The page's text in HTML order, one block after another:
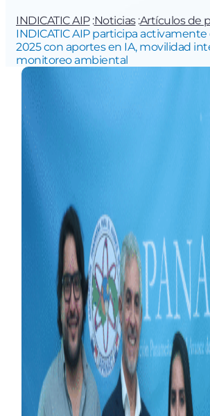
INDICATIC AIP:Noticias:Artículos de
INDICATIC AIP participa activamente
2025 con aportes en IA, movilidad
monitoreo ambiental